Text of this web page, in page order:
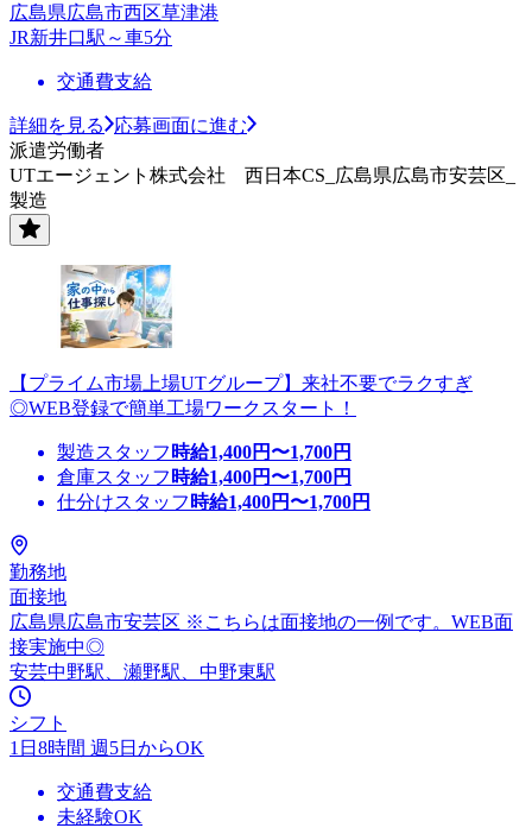
広島県広島市西区草津港
JR新井口駅～車5分
交通費支給
詳細を見る
応募画面に進む
派遣労働者
UTエージェント株式会社 西日本CS_広島県広島市安芸区_
製造
【プライム市場上場UTグループ】来社不要でラクすぎ
◎WEB登録で簡単工場ワークスタート！
製造スタッフ 時給1,400円〜1,700円
倉庫スタッフ 時給1,400円〜1,700円
仕分けスタッフ 時給1,400円〜1,700円
勤務地
面接地
広島県広島市安芸区 ※こちらは面接地の一例です。WEB面
接実施中◎
安芸中野駅、瀬野駅、中野東駅
シフト
1日8時間 週5日からOK
交通費支給
未経験OK